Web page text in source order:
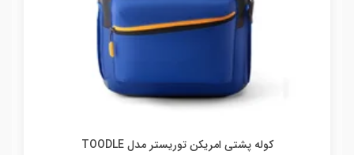
کوله پشتی امریکن توریستر مدل TOODLE